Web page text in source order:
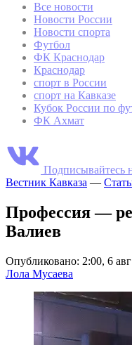
Все новости
Новости России
Новости спорта
Футбол
ФК Краснодар
Краснодар
спорт в России
спорт на Кавказе
Кубок России по
ФК Ахмат
Подписывайтесь
Вестник Кавказа —
Профессия —
Валиев
Опубликовано: 2:00, 6
Лола Мусаева